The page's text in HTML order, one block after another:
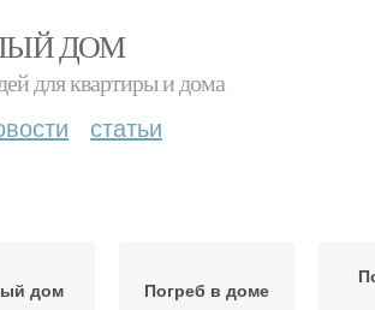
ДОМ
для квартиры и дома
статьи
дом Погреб в доме